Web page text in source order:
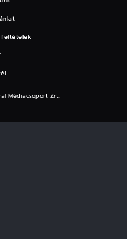
feltételek
Médiacsoport Zrt.